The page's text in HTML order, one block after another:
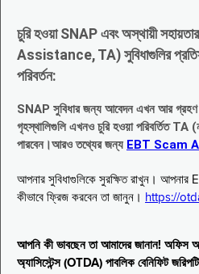
চুরি হওয়া SNAP এবং অস্থায়ী
Assistance, TA) সুবিধাগুলির
পরিবর্তন:
SNAP সুবিধার জন্য আবেদন এখন আর গ্রহণ
গৃহস্থালিগুলি এখনও চুরি হওয়া পরিবর্তিত TA
পারবেন।আরও তথ্যের জন্য EBT Scam
আপনার সুবিধাগুলিকে সুরক্ষিত রাখুন। আপনার
কীভাবে ফ্রিজ করবেন তা জানুন। https://
আপনি কী ভাবছেন তা আমাদের জানান! অফিস অফ
অ্যাসিস্টেন্স (OTDA) পাবলিক বেনিফিট